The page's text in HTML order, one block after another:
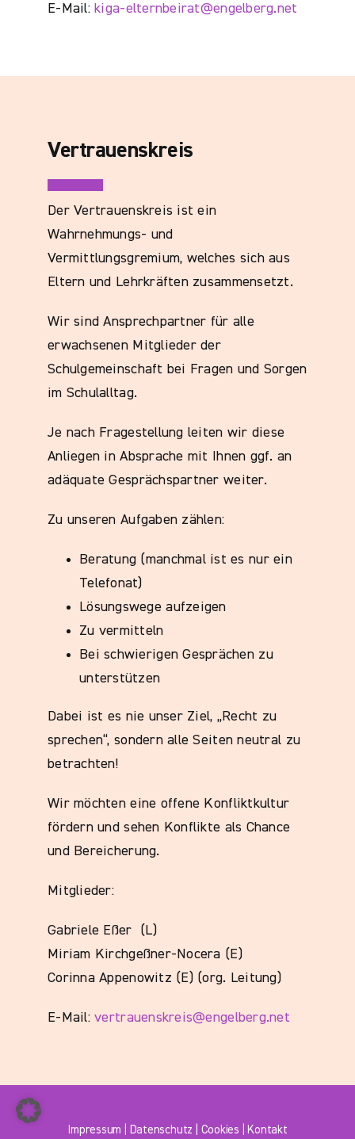
E-Mail: kiga-elternbeirat@engelberg.net
Vertrauenskreis
Der Vertrauenskreis ist ein
Wahrnehmungs- und
Vermittlungsgremium, welches sich aus
Eltern und Lehrkräften zusammensetzt.
Wir sind Ansprechpartner für alle
erwachsenen Mitglieder der
Schulgemeinschaft bei Fragen und Sorgen
im Schulalltag.
Je nach Fragestellung leiten wir diese
Anliegen in Absprache mit Ihnen ggf. an
adäquate Gesprächspartner weiter.
Zu unseren Aufgaben zählen:
Beratung (manchmal ist es nur ein
Telefonat)
Lösungswege aufzeigen
Zu vermitteln
Bei schwierigen Gesprächen zu
unterstützen
Dabei ist es nie unser Ziel, „Recht zu
sprechen“, sondern alle Seiten neutral zu
betrachten!
Wir möchten eine offene Konfliktkultur
fördern und sehen Konflikte als Chance
und Bereicherung.
Mitglieder:
Gabriele Eßer (L)
Miriam Kirchgeßner-Nocera (E)
Corinna Appenowitz (E) (org. Leitung)
E-Mail:vertrauenskreis@engelberg.net
Impressum Datenschutz Cookies Kontakt